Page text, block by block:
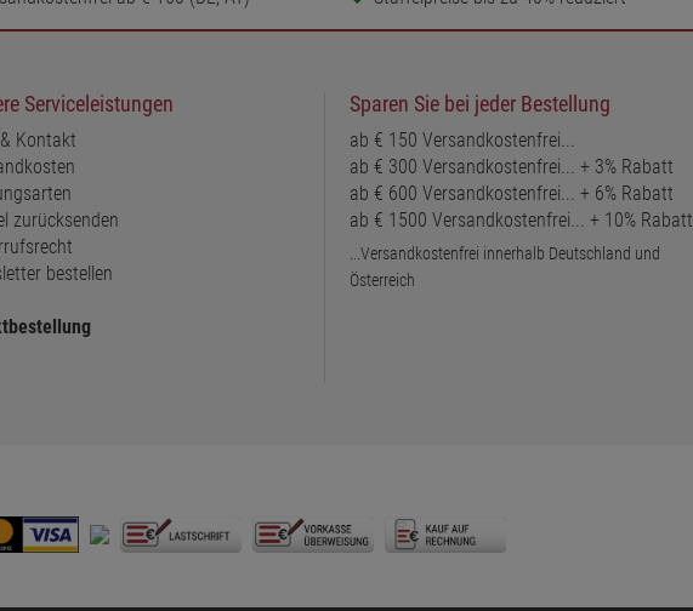
Serviceleistungen
Kontakt
zurücksenden
bestellen
Sparen Sie bei jeder Bestellung
ab € 150 Versandkostenfrei...
ab € 300 Versandkostenfrei... + 3% Rabatt
ab € 600 Versandkostenfrei... + 6% Rabatt
ab € 1500 Versandkostenfrei... + 10% Rabatt
...Versandkostenfrei innerhalb Deutschland und
Österreich